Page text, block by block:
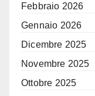
Febbraio 2026
Gennaio 2026
Dicembre 2025
Novembre 2025
Ottobre 2025